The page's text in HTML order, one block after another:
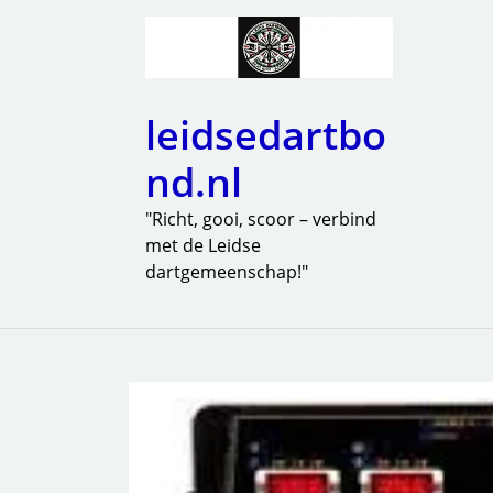
leidsedartbo
nd.nl
"Richt, gooi, scoor – verbind
met de Leidse
dartgemeenschap!"